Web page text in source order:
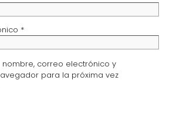
*
nombre, correo electrónico y
para la próxima vez